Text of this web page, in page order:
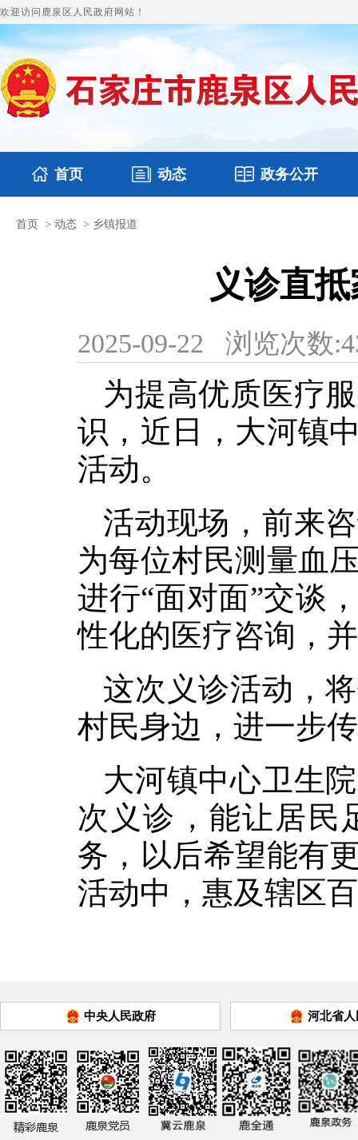
欢迎访问鹿泉区人民政府网站！
首页 动态
国务要闻
政务公开
本区文件
首页 > 动态 > 乡镇报道
义诊直
2025-09-22 浏览次数:
为提高优质医疗
识，近日，大河镇
活动。
活动现场，前来
为每位村民测量血
进行“面对面”交谈
性化的医疗咨询，
这次义诊活动，
村民身边，进一步
大河镇中心卫生
次义诊，能让居民
务，以后希望能有
活动中，惠及辖区